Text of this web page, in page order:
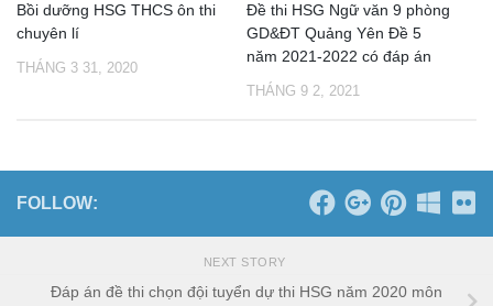
Bồi dưỡng HSG THCS ôn thi
chuyên lí
THÁNG 3 31, 2020
Đề thi HSG Ngữ văn 9 phòng
GD&ĐT Quảng Yên Đề 5
năm 2021-2022 có đáp án
THÁNG 9 2, 2021
FOLLOW:
NEXT STORY
Đáp án đề thi chọn đội tuyển dự thi HSG năm 2020 môn